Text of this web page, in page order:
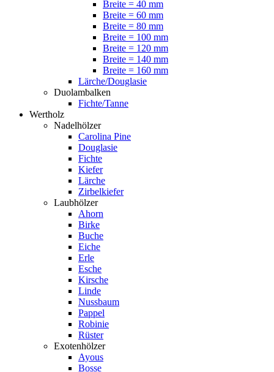
Breite = 40 mm
Breite = 60 mm
Breite = 80 mm
Breite = 100 mm
Breite = 120 mm
Breite = 140 mm
Breite = 160 mm
Lärche/Douglasie
Duolambalken
Fichte/Tanne
Wertholz
Nadelhölzer
Carolina Pine
Douglasie
Fichte
Kiefer
Lärche
Zirbelkiefer
Laubhölzer
Ahorn
Birke
Buche
Eiche
Erle
Esche
Kirsche
Linde
Nussbaum
Pappel
Robinie
Rüster
Exotenhölzer
Ayous
Bosse